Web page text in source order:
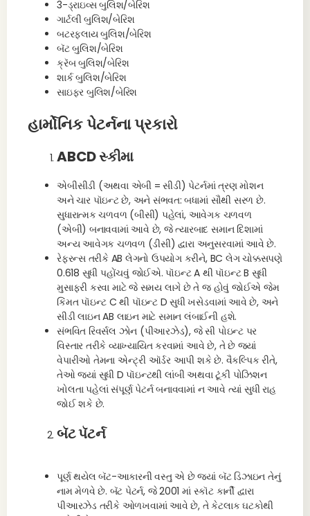
3-ડ્રાઇવ્સ બુલિશ/બેરિશ
ગાર્ટલી બુલિશ/બેરિશ
બટરફ્લાય બુલિશ/બેરિશ
બૅટ બુલિશ/બેરિશ
ક્રૅબ બુલિશ/બેરિશ
શાર્ક બુલિશ/બેરિશ
સાઇફર બુલિશ/બેરિશ
હાર્મોનિક પેટર્નના પ્રકારો
ABCD સ્કીમા
એબીસીડી (અથવા એબી = સીડી) પેટર્નમાં ત્રણ મોશન
અને ચાર પૉઇન્ટ છે, અને સંભવત: બધામાં સૌથી સરળ છે.
સુધારાત્મક ચળવળ (બીસી) પહેલાં, આવેગક ચળવળ
(એબી) બનાવવામાં આવે છે, જે ત્યારબાદ સમાન દિશામાં
અન્ય આવેગક ચળવળ (ડીસી) દ્વારા અનુસરવામાં આવે છે.
રેફરન્સ તરીકે AB લેગનો ઉપયોગ કરીને, BC લેગ ચોક્કસપણે
0.618 સુધી પહોંચવું જોઈએ. પૉઇન્ટ A થી પૉઇન્ટ B સુધી
મુસાફરી કરવા માટે જે સમય લાગે છે તે જ હોવું જોઈએ જેમ
કિંમત પૉઇન્ટ C થી પૉઇન્ટ D સુધી ખસેડવામાં આવે છે, અને
સીડી લાઇન AB લાઇન માટે સમાન લંબાઈની હશે.
સંભવિત રિવર્સલ ઝોન (પીઆરઝેડ), જે સી પોઇન્ટ પર
વિસ્તાર તરીકે વ્યાખ્યાયિત કરવામાં આવે છે, તે છે જ્યાં
વેપારીઓ તેમના એન્ટ્રી ઑર્ડર આપી શકે છે. વૈકલ્પિક રીતે,
તેઓ જ્યાં સુધી D પૉઇન્ટથી લાંબી અથવા ટૂંકી પોઝિશન
ખોલતા પહેલાં સંપૂર્ણ પેટર્ન બનાવવામાં ન આવે ત્યાં સુધી રાહ
જોઈ શકે છે.
બૅટ પૅટર્ન
પૂર્ણ થયેલ બૅટ-આકારની વસ્તુ એ છે જ્યાં બૅટ ડિઝાઇન તેનું
નામ મેળવે છે. બૅટ પેટર્ન, જે 2001 માં સ્કૉટ કાર્ની દ્વારા
પીઆરઝેડ તરીકે ઓળખવામાં આવે છે, તે કેટલાક ઘટકોથી